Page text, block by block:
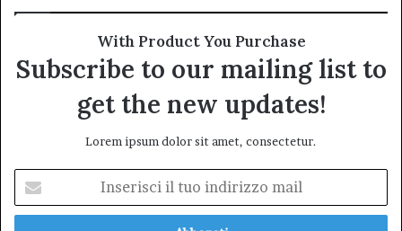
With Product You Purchase
Subscribe to our mailing list to
get the new updates!
Lorem ipsum dolor sit amet, consectetur.
tuo